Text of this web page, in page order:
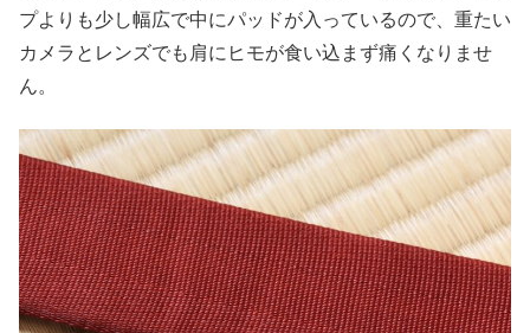
プよりも少し幅広で中にパッドが入っているので、重たい
カメラとレンズでも肩にヒモが食い込まず痛くなりませ
ん。